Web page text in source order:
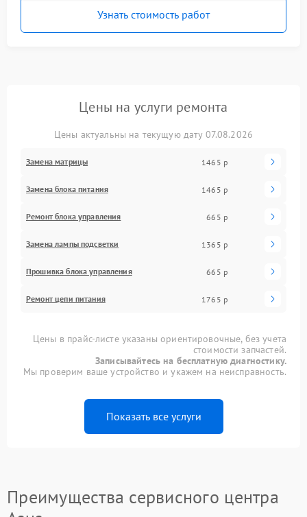
Узнать стоимость работ
Цены на услуги ремонта
Цены актуальны на текущую дату 07.08.2026
Замена матрицы 1465 р
Замена блока питания 1465 р
Ремонт блока управления 665 р
Замена лампы подсветки 1365 р
Прошивка блока управления 665 р
Ремонт цепи питания 1765 р
Цены в прайс-листе указаны ориентировочные, без учета
стоимости запчастей.
Записывайтесь на бесплатную диагностику.
Мы проверим ваше устройство и укажем на неисправность.
Показать все услуги
Преимущества сервисного центра